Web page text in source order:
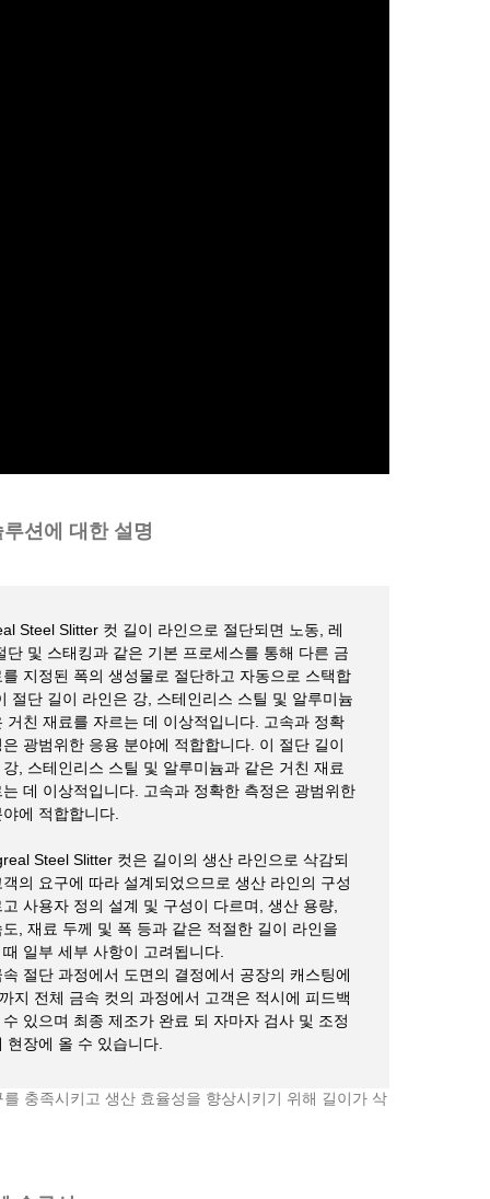
션에 대한 설명
Steel Slitter 컷 길이 라인으로 절단되면 노동, 레
단 및 스태킹과 같은 기본 프로세스를 통해 다른 금
지정된 폭의 생성물로 절단하고 자동으로 스택합
절단 길이 라인은 강, 스테인리스 스틸 및 알루미늄
거친 재료를 자르는 데 이상적입니다. 고속과 정확
광범위한 응용 분야에 적합합니다. 이 절단 길이
, 스테인리스 스틸 및 알루미늄과 같은 거친 재료
데 이상적입니다. 고속과 정확한 측정은 광범위한
에 적합합니다.
Steel Slitter 컷은 길이의 생산 라인으로 삭감되
의 요구에 따라 설계되었으므로 생산 라인의 구성
사용자 정의 설계 및 구성이 다르며, 생산 용량,
, 재료 두께 및 폭 등과 같은 적절한 길이 라인을
일부 세부 사항이 고려됩니다.
절단 과정에서 도면의 결정에서 공장의 캐스팅에
지 전체 금속 컷의 과정에서 고객은 적시에 피드백
있으며 최종 제조가 완료 되 자마자 검사 및 조정
현장에 올 수 있습니다.
충족시키고 생산 효율성을 향상시키기 위해 길이가 삭